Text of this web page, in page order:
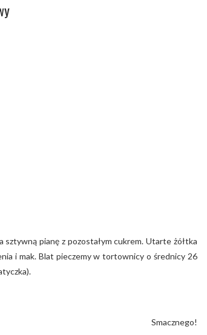
sztywną pianę z pozostałym cukrem. Utarte żółtka
i mak. Blat pieczemy w tortownicy o średnicy 26
Smacznego!